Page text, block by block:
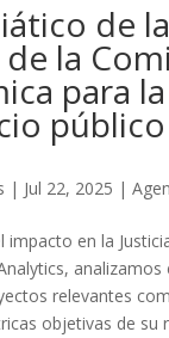
de la
la
para
| Jul 22, 2025 |
impacto en la
analizamos
relevantes
objetivas de su